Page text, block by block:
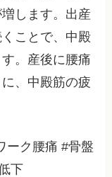
します。出産
ことで、中殿
。産後に腰痛
、中殿筋の疲
ーク腰痛 #骨盤
下